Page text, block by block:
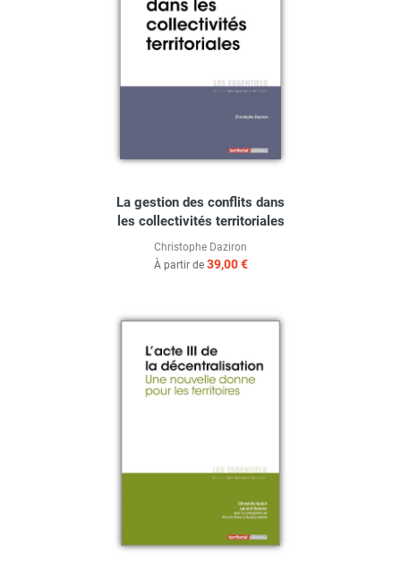
La gestion des conflits dans
les collectivités territoriales
Christophe Daziron
À partir de 39,00 €